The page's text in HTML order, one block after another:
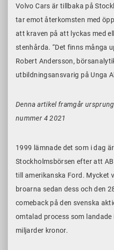
Volvo Cars är tillbaka på
tar emot återkomsten med
att kraven på att lyckas med
stenhårda. “Det finns många
Robert Andersson,
utbildningsansvarig på Unga
Denna artikel framgår
nummer 4 2021
1999 lämnade det som i dag
Stockholmsbörsen efter att
till amerikanska Ford. Mycket
broarna sedan dess och den
comeback på den svenska
omtalad process som
miljarder kronor.